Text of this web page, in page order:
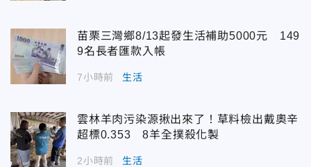
苗栗三灣鄉8/13起發生活補助5000元 149
9名長者匯款入帳
7小時前 生活
雲林羊肉污染源揪出來了！草料檢出戴奧辛
超標0.353 8羊全撲殺化製
2小時前 生活